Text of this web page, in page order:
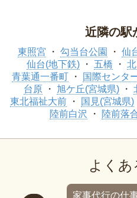
近隣の駅
東照宮 勾当台公園 仙
仙台(地下鉄)
五橋
青葉通一番町
国際センタ
台原
旭ケ丘(宮城県)
東北福祉大前
国見(宮城県)
陸前白沢
陸前落
よくあ
家事代行の仕